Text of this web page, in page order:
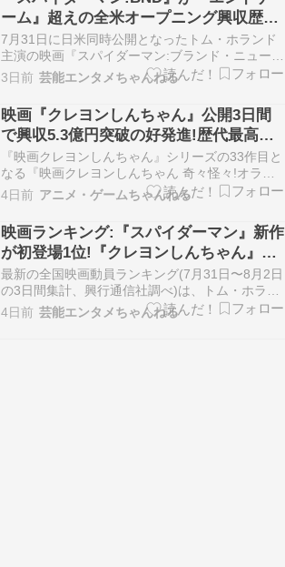
ーム』超えの全米オープニング興収歴代
No.1を達成
7月31日に日米同時公開となったトム・ホランド
主演の映画『スパイダーマン:ブランド・ニュー・
デイ』の全米での公開初日の興行収入が、約1億
6800万ドル(約263億円)を記録。公開3日間では興
行収入約3億6009万ドル(約576億円)を突破し、
『アベンジャーズ/エンドゲーム』の記…
3日前 芸能エンタメちゃんねる
映画『クレヨンしんちゃん』公開3日間
で興収5.3億円突破の好発進!歴代最高興
収の更新に期待
『映画クレヨンしんちゃん』シリーズの33作目と
なる『映画クレヨンしんちゃん 奇々怪々!オラの
妖怪バケ〜ション』(7月31日公開)の興収情報が
発表され、公開3日間で観客動員数44万人、興行
収入5.3億円を突破した。初日から …
4日前 アニメ・ゲームちゃんねる
映画ランキング:『スパイダーマン』新作
が初登場1位!『クレヨンしんちゃん』
『モアナと伝説の海』もランクイン
最新の全国映画動員ランキング(7月31日〜8月2日
の3日間集計、興行通信社調べ)は、トム・ホラン
ド主演のシリーズ第4弾『スパイダーマン:ブラン
ド・ニュー・デイ』が初登場1位を獲得した。初
4日前 芸能エンタメちゃんねる